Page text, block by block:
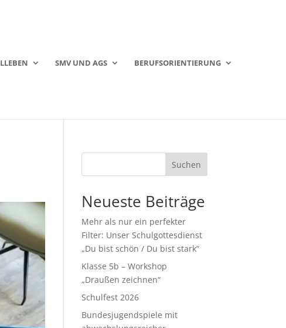
SMV UND AGS BERUFSORIENTIERUNG
Suchen
Neueste Beiträge
Mehr als nur ein perfekter
Filter: Unser Schulgottesdienst
„Du bist schön / Du bist stark“
Klasse 5b – Workshop
„Draußen zeichnen“
Schulfest 2026
Bundesjugendspiele mit